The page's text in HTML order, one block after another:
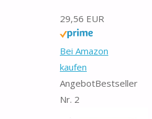
29,56 EUR
Bei Amazon
kaufen
AngebotBestseller
Nr. 2